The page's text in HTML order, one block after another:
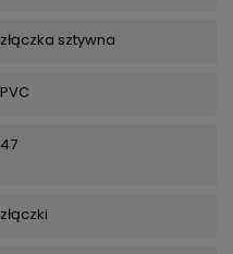
złączka sztywna
PVC
47
złączki